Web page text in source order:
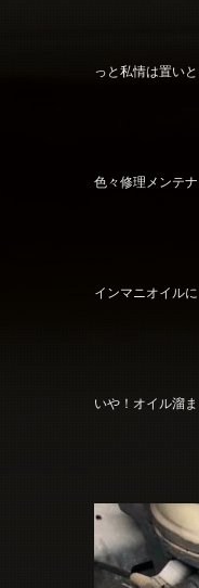
っと私情は置いと
色々修理メンテ
インマニオイルに
いや！オイル溜ま